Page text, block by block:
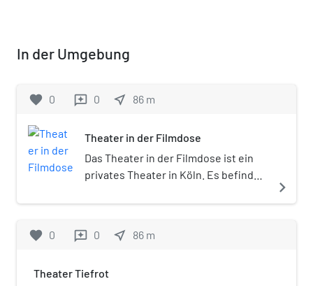
In der Umgebung
favorite 0 reviews 0 near_me 86 m
Theater in der Filmdose
Das Theater in der Filmdose ist ein
privates Theater in Köln. Es befindet
Universitätsviertel.
navigate_next
favorite 0 reviews 0 near_me 86 m
Theater Tiefrot